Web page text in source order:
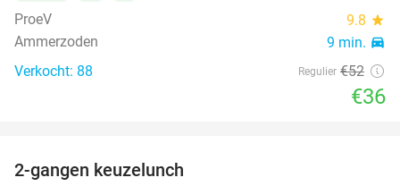
ProeV
9.8 star
Ammerzoden 9 min. directions_car
Verkocht: 88 Regulier €52
€36
2-gangen keuzelunch